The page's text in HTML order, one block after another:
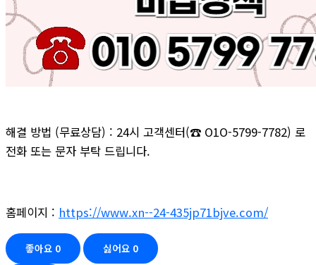
해결 방법 (무료상담) : 24시 고객센터(☎ O1O-5799-7782) 로
전화 또는 문자 부탁 드립니다.
홈페이지 : https://www.xn--24-435jp71bjve.com/
좋아요 0 싫어요 0